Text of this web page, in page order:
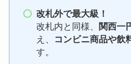
改札外で最大級！
改札内と同様、
関西一
え、
コンビニ商品や飲
す。